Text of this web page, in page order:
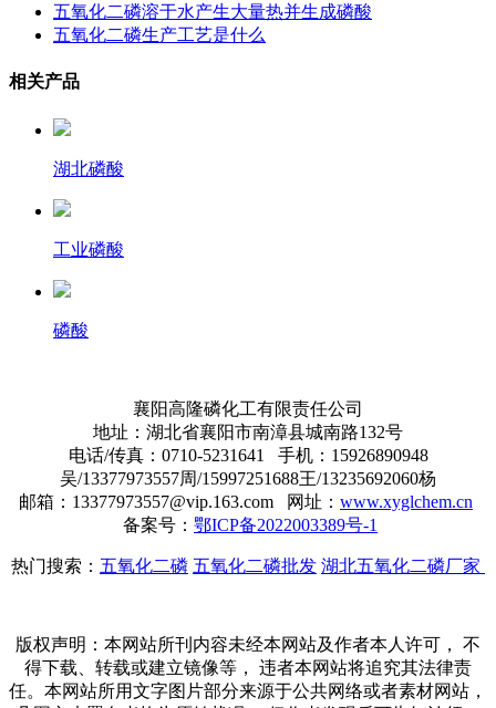
五氧化二磷溶于水产生大量热并生成磷酸
五氧化二磷生产工艺是什么
相关产品
湖北磷酸
工业磷酸
磷酸
襄阳高隆磷化工有限责任公司
地址：湖北省襄阳市南漳县城南路132号
电话/传真：0710-5231641 手机： 15926890948
吴/13377973557周/15997251688王/13235692060杨
邮箱：13377973557@vip.163.com 网址： www.xyglchem.cn
备案号： 鄂ICP备2022003389号-1
热门搜索： 五氧化二磷 五氧化二磷批发 湖北五氧化二磷厂家
版权声明：本网站所刊内容未经本网站及作者本人许可， 不
得下载、转载或建立镜像等， 违者本网站将追究其法律责
任。本网站所用文字图片部分来源于公共网络或者素材网站，